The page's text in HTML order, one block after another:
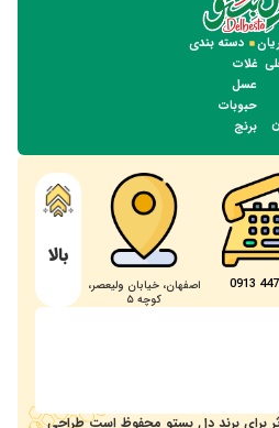
دسته بندی
غلات
عسل
حبوبات
برنج
اصفهان، خیابان ولیعصر،
کوچه ۵
بالا
برای برند دل بستو محفوظ است طراحی